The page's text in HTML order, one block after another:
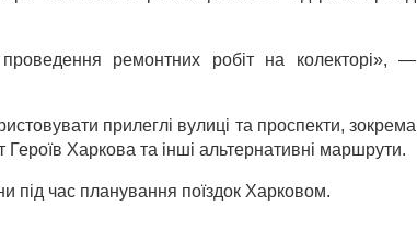
ремонтних робіт на колекторі», —
прилеглі вулиці та проспекти, зокрема
Харкова та інші альтернативні маршрути.
під час планування поїздок Харковом.